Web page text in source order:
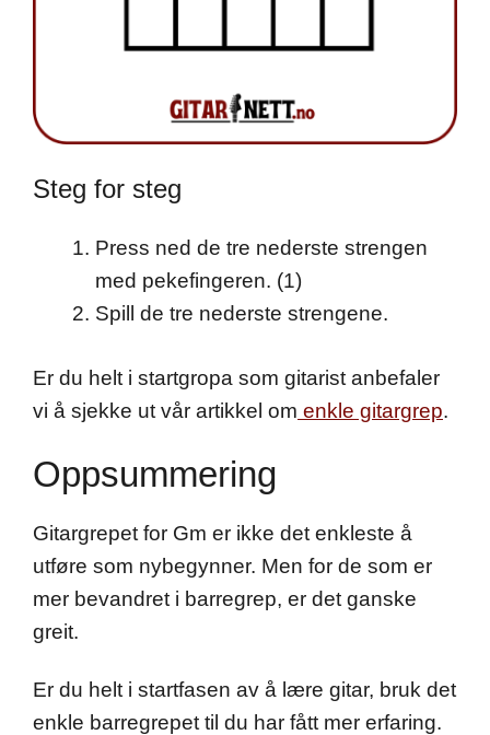
Steg for steg
Press ned de tre nederste strengen
med pekefingeren. (1)
Spill de tre nederste strengene.
Er du helt i startgropa som gitarist anbefaler
vi å sjekke ut vår artikkel om enkle gitargrep.
Oppsummering
Gitargrepet for Gm er ikke det enkleste å
utføre som nybegynner. Men for de som er
mer bevandret i barregrep, er det ganske
greit.
Er du helt i startfasen av å lære gitar, bruk det
enkle barregrepet til du har fått mer erfaring.